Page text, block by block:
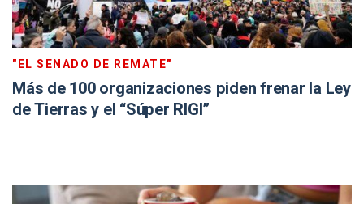
"EL SENADO DE REMATE"
Más de 100 organizaciones piden frenar la Ley
de Tierras y el “Súper RIGI”